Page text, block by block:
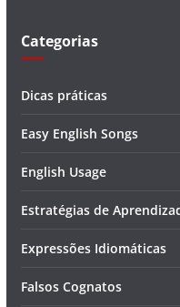
Categorias
Dicas práticas
Easy English Songs
English Usage
Estratégias de
Expressões Idiomáticas
Falsos Cognatos